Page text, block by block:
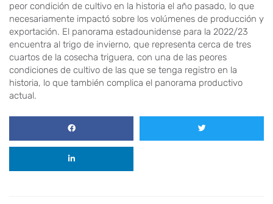
peor condición de cultivo en la historia el año pasado, lo que
necesariamente impactó sobre los volúmenes de producción y
exportación. El panorama estadounidense para la 2022/23
encuentra al trigo de invierno, que representa cerca de tres
cuartos de la cosecha triguera, con una de las peores
condiciones de cultivo de las que se tenga registro en la
historia, lo que también complica el panorama productivo
actual.